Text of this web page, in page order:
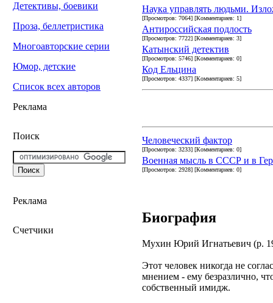
Детективы, боевики
Проза, беллетристика
Многоавторские серии
Юмор, детские
Список всех авторов
Реклама
Поиск
Реклама
Счетчики
Наука управлять людьми.
[Просмотров: 7064] [Комментариев: 1]
Антироссийская подлость
[Просмотров: 7722] [Комментариев: 3]
Катынский детектив
[Просмотров: 5746] [Комментариев: 0]
Код Ельцина
[Просмотров: 4337] [Комментариев: 5]
Человеческий фактор
[Просмотров: 3233] [Комментариев: 0]
Военная мысль в СССР и в
[Просмотров: 2928] [Комментариев: 0]
Биография
Мухин Юрий Игнатьевич (р.
Этот человек никогда не
мнением - ему безразлично,
собственный имидж.